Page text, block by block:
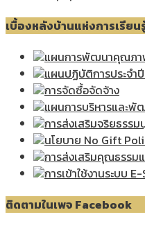
เบื้องหลังบ้านแห่งการเรียน
แผนการพัฒนาคุณภา
แผนปฏิบัติการประจำ
การจัดซื้อจัดจ้าง
แผนการบริหารและพั
การส่งเสริมจริยธรร
นโยบาย No Gift
การส่งเสริมคุณธรรมแ
การเข้าใช้งานระบบ E-
ติดตามในเพจ Facebook